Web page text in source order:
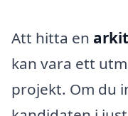
Att hitta en
kan vara ett
projekt. Om du